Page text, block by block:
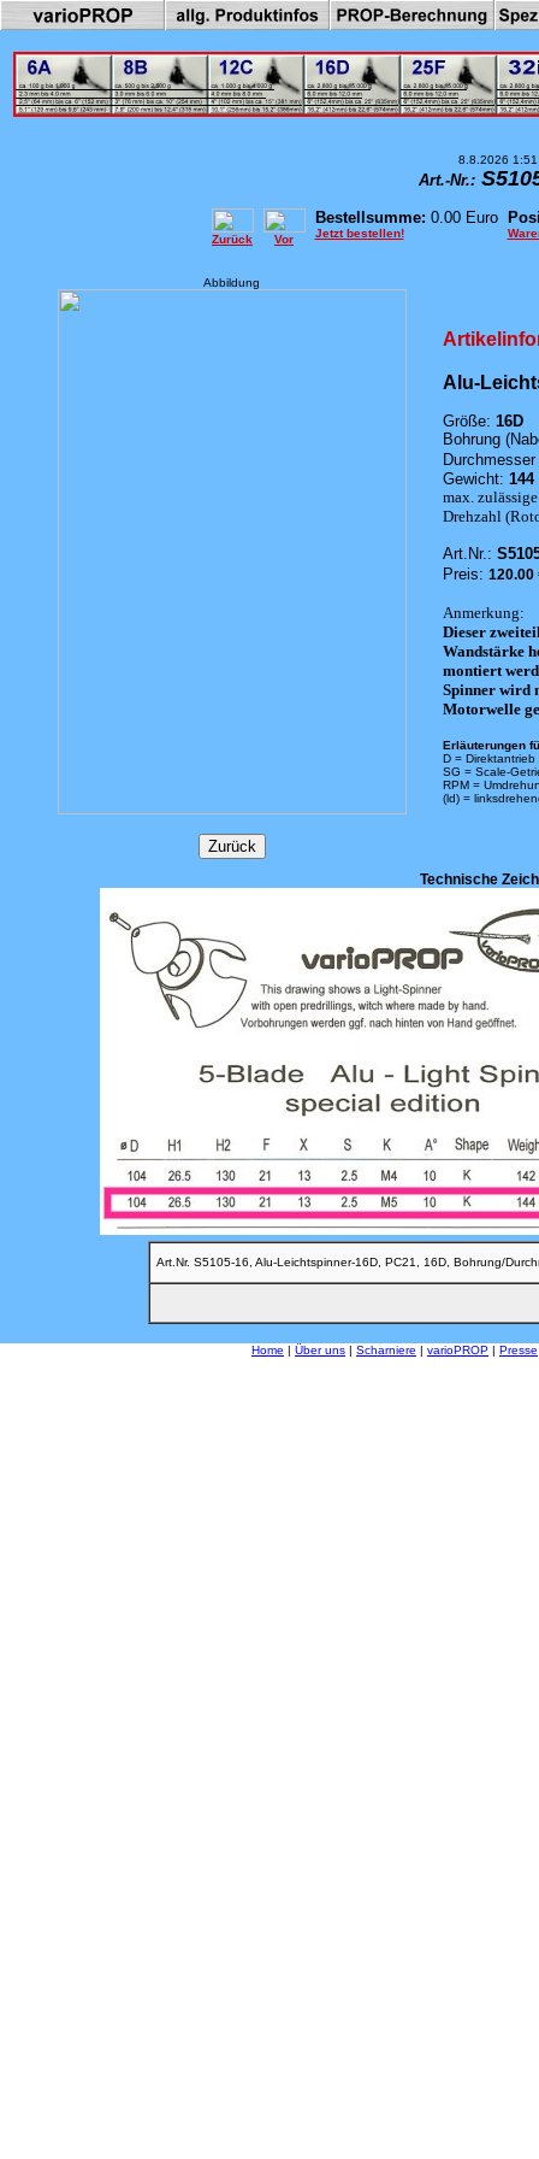
8.8.2026 1:51
Art.-Nr.:
Zurück Vor
Bestellsumme: 0.00 Euro
Jetzt bestellen!
Abbildung
Alu-
Größe: 16D
Bohrung
Gewicht: 144
max. zulässige
Drehzahl
Art.Nr.:
Preis: 120.00
Anmerkung:
Dieser
Wandstärke
montiert
Spinner wird
Motorwelle
Erläuterungen
D =
SG = Scale-
RPM =
(ld) =
Technische
Art.Nr. S5105-16, Alu-Leichtspinner-16D, PC21, 16D, Bohrung/
Home | Über uns | Scharniere | varioPROP | Presse